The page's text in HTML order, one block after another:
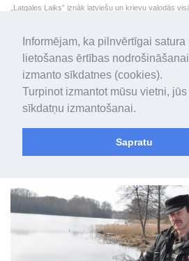
Informējam, ka pilnvērtīgai satura
lietošanas ērtības
izmanto sīkdatnes (cookies).
Turpinot izmantot mūsu vietni,
sīkdatņu izmantošanai.
Sapratu
„Latgales Laiks” iznāk latviešu un krievu valodās
„Latgales Laiks” latviešu valodā aptver Daugavpils
2026. gada 7. augusts
Piektdiena
Alfrēds, Fredis, Madars
Visi raksti